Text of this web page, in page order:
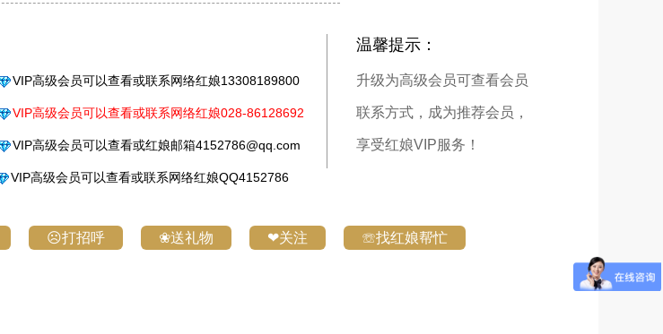
VIP高级会员可以查看或联系网络红娘13308189800
VIP高级会员可以查看或联系网络红娘028-86128692
VIP高级会员可以查看或红娘邮箱4152786@qq.com
VIP高级会员可以查看或联系网络红娘QQ4152786
温馨提示：
升级为高级会员可查看会员
联系方式，成为推荐会员，
享受红娘VIP服务！
☹打招呼 ❀送礼物 ❤关注 ☏找红娘帮忙